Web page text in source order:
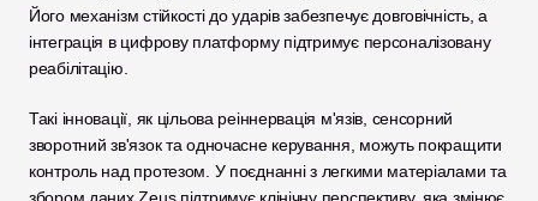
Його механізм стійкості до ударів забезпечує довговічність, а
інтеграція в цифрову платформу підтримує персоналізовану
реабілітацію.
Такі інновації, як цільова реіннервація м'язів, сенсорний
зворотний зв'язок та одночасне керування, можуть покращити
контроль над протезом. У поєднанні з легкими матеріалами та